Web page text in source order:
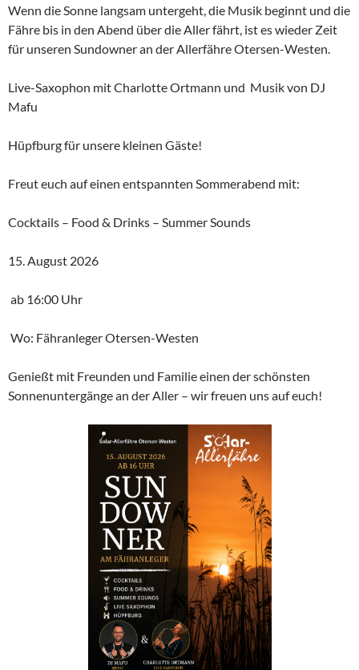
Wenn die Sonne langsam untergeht, die Musik beginnt und die
Fähre bis in den Abend über die Aller fährt, ist es wieder Zeit
für unseren Sundowner an der Allerfähre Otersen-Westen.
Live-Saxophon mit Charlotte Ortmann und Musik von DJ
Mafu
Hüpfburg für unsere kleinen Gäste!
Freut euch auf einen entspannten Sommerabend mit:
Cocktails – Food & Drinks – Summer Sounds
15. August 2026
ab 16:00 Uhr
Wo: Fähranleger Otersen-Westen
Genießt mit Freunden und Familie einen der schönsten
Sonnenuntergänge an der Aller – wir freuen uns auf euch!